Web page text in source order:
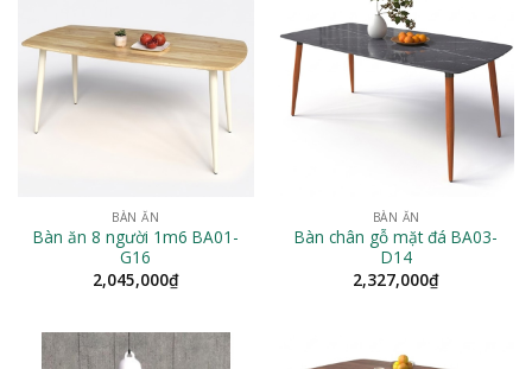
BÀN ĂN
Bàn ăn 8 người 1m6 BA01-
G16
2,045,000₫
BÀN ĂN
Bàn chân gỗ mặt đá BA03-
D14
2,327,000₫